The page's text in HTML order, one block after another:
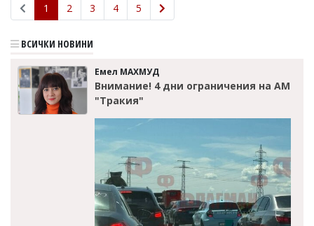
1
2 3 4 5
ВСИЧКИ НОВИНИ
Емел МАХМУД
Внимание! 4 дни ограничения на АМ
"Тракия"